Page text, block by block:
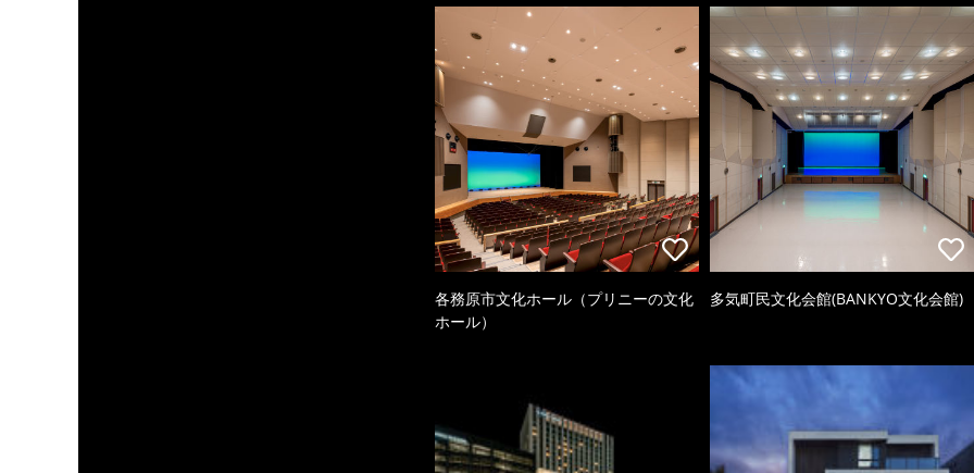
各務原市文化ホール（プリニーの文化
ホール）
多気町民文化会館(BANKYO文化会館)